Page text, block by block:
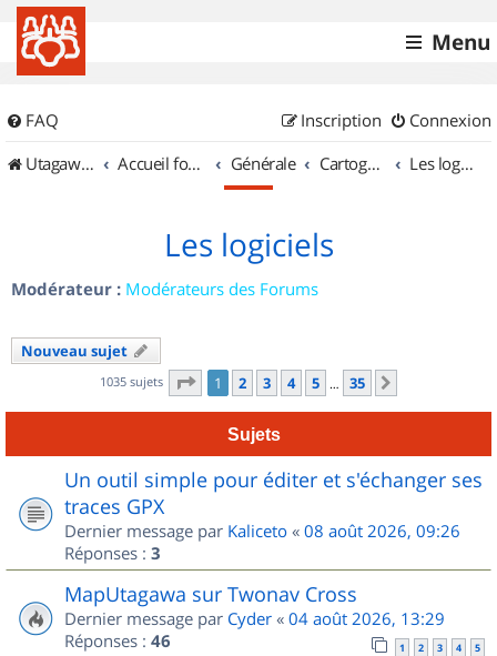
Menu
FAQ Connexion
Inscription
UtagawaVTT (Randos VTT et VTTAE avec traces GPS)
Accueil forum Générale Cartographie et GPS Les logiciels
Les logiciels
Modérateur : Modérateurs des Forums
Nouveau sujet
1035 sujets Page 1sur
1 2 3 4 5 … 35
Sujets
Un outil simple pour éditer et s'échanger ses
traces GPX
Dernier message par Kaliceto « 08 août 2026, 09:26
Réponses : 3
MapUtagawa sur Twonav Cross
Dernier message par Cyder « 04 août 2026, 13:29
Réponses : 46 1 2 3 4 5